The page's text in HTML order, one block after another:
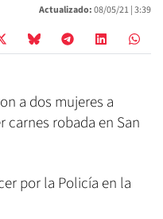
Actualizado:08/05/21 |3:39
a dos mujeres a
carnes robada en San
por la Policía en la